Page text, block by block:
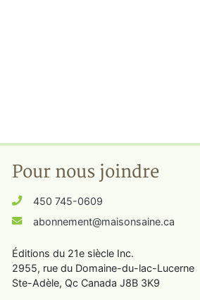
Pour nous joindre
450 745-0609
abonnement@maisonsaine.ca
Éditions du 21e siècle Inc.
2955, rue du Domaine-du-lac-Lucerne
Ste-Adèle, Qc Canada J8B 3K9